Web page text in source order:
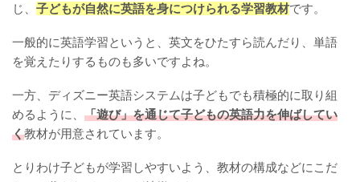
じ、 子どもが自然に英語を身につけられる学習教材です。
一般的に英語学習というと、英文をひたすら読んだり、単語
を覚えたりするものも多いですよね。
一方、ディズニー英語システムは子どもでも積極的に取り組
めるように、 「遊び」を通じて子どもの英語力を伸ばしてい
く教材が用意されています。
とりわけ子どもが学習しやすいよう、教材の構成などにこだ